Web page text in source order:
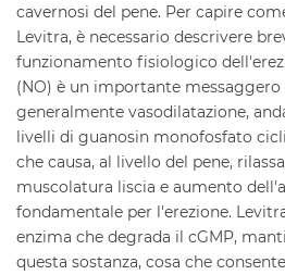
cavernosi del pene. Per capire
Levitra, è necessario descrivere
funzionamento fisiologico
(NO) è un importante
generalmente vasodilatazione,
livelli di guanosin monofosfato
che causa, al livello del pene,
muscolatura liscia e aumento
fondamentale per l'erezione.
enzima che degrada il cGMP,
questa sostanza, cosa che